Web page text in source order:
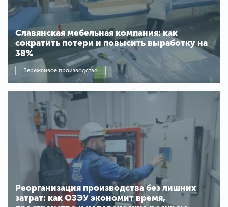
Славянская мебельная компания: как
сократить потери и повысить выработку на
38%
Бережливое производство
Реорганизация производства без лишних
затрат: как ОЗЭУ экономит время,